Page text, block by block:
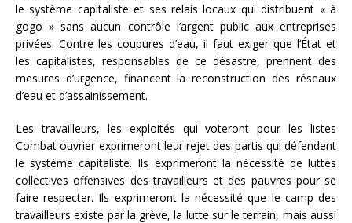
le système capitaliste et ses relais locaux qui distribuent « à
gogo » sans aucun contrôle l’argent public aux entreprises
privées. Contre les coupures d’eau, il faut exiger que l’État et
les capitalistes, responsables de ce désastre, prennent des
mesures d’urgence, financent la reconstruction des réseaux
d’eau et d’assainissement.
Les travailleurs, les exploités qui voteront pour les listes
Combat ouvrier exprimeront leur rejet des partis qui défendent
le système capitaliste. Ils exprimeront la nécessité de luttes
collectives offensives des travailleurs et des pauvres pour se
faire respecter. Ils exprimeront la nécessité que le camp des
travailleurs existe par la grève, la lutte sur le terrain, mais aussi